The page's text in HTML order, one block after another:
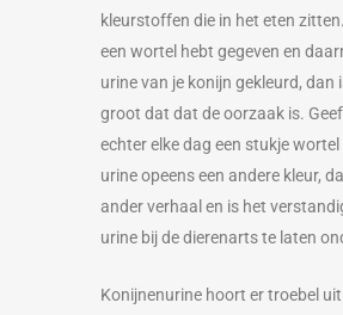
kleurstoffen die in het eten
een wortel hebt gegeven en
urine van je konijn gekleurd, dan
groot dat dat de oorzaak is.
echter elke dag een stukje wortel
urine opeens een andere kleur,
ander verhaal en is het
urine bij de dierenarts te laten
Konijnenurine hoort er troebel uit